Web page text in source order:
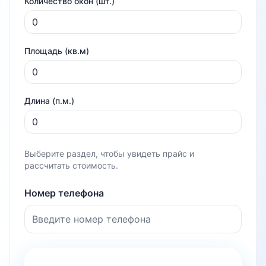
Площадь (кв.м)
Длина (п.м.)
Выберите раздел, чтобы увидеть прайс и
рассчитать стоимость.
Номер телефона